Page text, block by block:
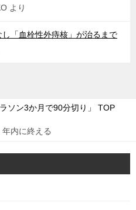
より
し「血栓性外痔核」が治るまで
ソン3か月で90分切り」 TOP
年内に終える